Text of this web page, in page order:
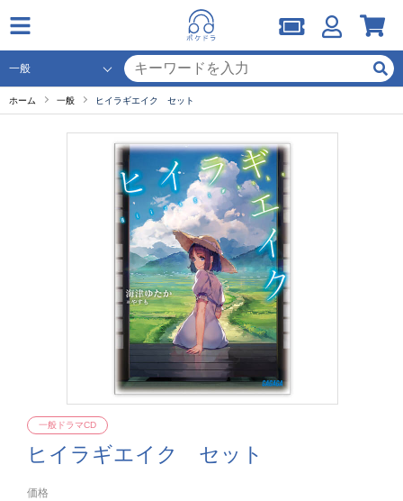
ホーム 一般 ヒイラギエイク セット
ヒイラギエイク セット
一般ドラマCD
価格